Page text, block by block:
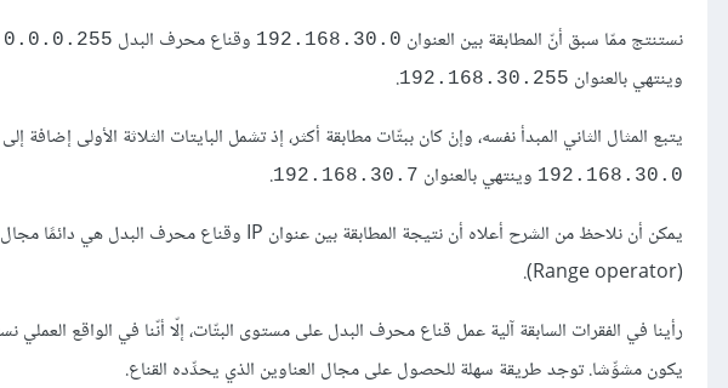
نستنتج ممّا سبق أنّ المطابقة بين العنوان 192.168.30.0 وقناع محرف البدل 0.0.0.255
وينتهي بالعنوان 192.168.30.255
.
يتبع المثال الثاني المبدأ نفسه، وإنْ كان ببتّات مطابقة أكثر، إذ تشمل البايتات الثلاثة الأولى
192.168.30.0 وينتهي بالعنوان 192.168.30.7
.
(Range operator).
رأينا في الفقرات السابقة آلية عمل قناع محرف البدل على مستوى البتّات، إلّا أنّنا في الواقع العملي
يكون مشوِّشا. توجد طريقة سهلة للحصول على مجال العناوين الذي يحدِّده القناع.